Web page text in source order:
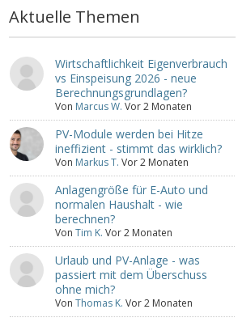
Aktuelle Themen
Wirtschaftlichkeit Eigenverbrauch
vs Einspeisung 2026 - neue
Berechnungsgrundlagen?
Von Marcus W. Vor 2 Monaten
PV-Module werden bei Hitze
ineffizient - stimmt das wirklich?
Von Markus T. Vor 2 Monaten
Anlagengröße für E-Auto und
normalen Haushalt - wie
berechnen?
Von Tim K. Vor 2 Monaten
Urlaub und PV-Anlage - was
passiert mit dem Überschuss
ohne mich?
Von Thomas K. Vor 2 Monaten